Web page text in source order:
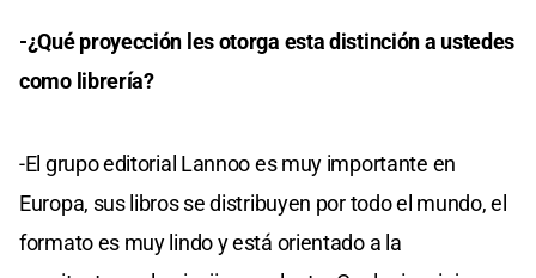
-¿Qué proyección les otorga esta distinción a ustedes
como librería?
-El grupo editorial Lannoo es muy importante en
Europa, sus libros se distribuyen por todo el mundo, el
formato es muy lindo y está orientado a la